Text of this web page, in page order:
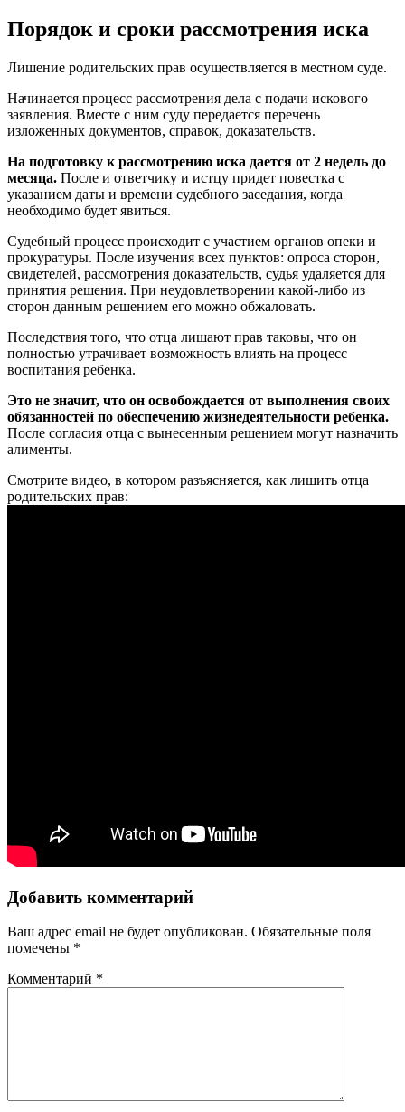
Порядок и сроки рассмотрения иска
Лишение родительских прав осуществляется в местном суде.
Начинается процесс рассмотрения дела с подачи искового
заявления. Вместе с ним суду передается перечень
изложенных документов, справок, доказательств.
На подготовку к рассмотрению иска дается от 2 недель до
месяца. После и ответчику и истцу придет повестка с
указанием даты и времени судебного заседания, когда
необходимо будет явиться.
Судебный процесс происходит с участием органов опеки и
прокуратуры. После изучения всех пунктов: опроса сторон,
свидетелей, рассмотрения доказательств, судья удаляется для
принятия решения. При неудовлетворении какой-либо из
сторон данным решением его можно обжаловать.
Последствия того, что отца лишают прав таковы, что он
полностью утрачивает возможность влиять на процесс
воспитания ребенка.
Это не значит, что он освобождается от выполнения своих
обязанностей по обеспечению жизнедеятельности ребенка.
После согласия отца с вынесенным решением могут назначить
алименты.
Смотрите видео, в котором разъясняется, как лишить отца
родительских прав:
Добавить комментарий
Ваш адрес email не будет опубликован. Обязательные поля
помечены *
Комментарий *